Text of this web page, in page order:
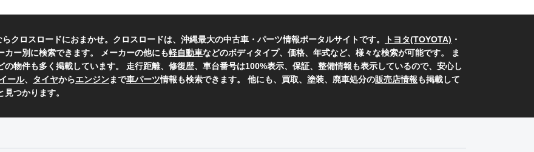
クロスロードにおまかせ。クロスロードは、沖縄最大の中古車・パーツ情報ポータルサイトです。 トヨタ(TOYOTA) ・
カー別に検索できます。 メーカーの他にも軽自動車などのボディタイプ、価格、年式など、様々な検索が可能です。 ま
の物件も多く掲載しています。 走行距離、修復歴、車台番号は100%表示、保証、整備情報も表示しているので、安心し
ール、 タイヤからエンジンまで車パーツ情報も検索できます。 他にも、買取、塗装、廃車処分の販売店情報も掲載して
つかります。